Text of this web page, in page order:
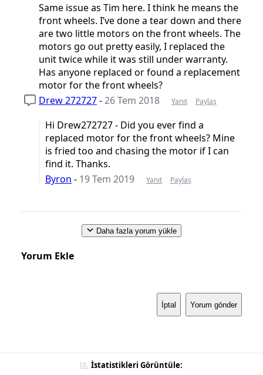
Same issue as Tim here. I think he means the
front wheels. I’ve done a tear down and there
are two little motors on the front wheels. The
motors go out pretty easily, I replaced the
unit twice while it was still under warranty.
Has anyone replaced or found a replacement
motor for the front wheels?
Drew 272727-26 Tem 2018 Yanıt Paylaş
Hi Drew272727 - Did you ever find a
replaced motor for the front wheels? Mine
is fried too and chasing the motor if I can
find it. Thanks.
Byron - 19 Tem 2019 Yanıt Paylaş
Daha fazla yorum yükle
Yorum Ekle
İptal Yorum gönder
İstatistikleri Görüntüle: